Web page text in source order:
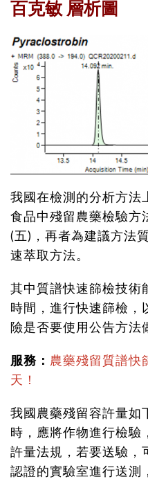
百克敏 層析圖
我國在檢測的分析方法
食品中殘留農藥檢驗方
(五)，再者為建議方法
速萃取方法。
其中質譜快速篩檢技術
時間，進行快速篩檢，
險是否要使用公告方法
服務： 農藥殘留質譜快
天！
我國農藥殘留容許量如
時，應將作物進行檢驗
許量法規，若要送驗，
認證的實驗室進行送測